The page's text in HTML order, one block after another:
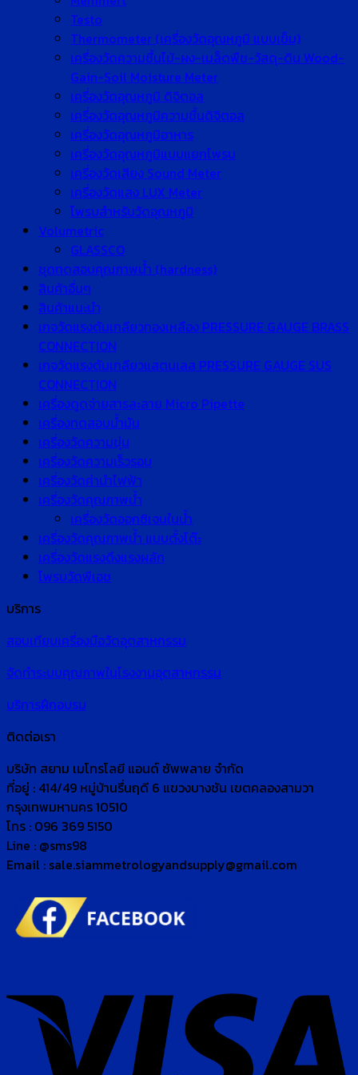
Testo
Thermometer (เครื่องวัดอุณหภูมิ แบบเข็ม)
เครื่องวัดความชื้นไม้-ผง-เมล็ดพืช-วัสดุ-ดิน Wood-
Gain-Soil Moisture Meter
เครื่องวัดอุณหภูมิ ดิจิตอล
เครื่องวัดอุณหภูมิความชื้นดิจิตอล
เครื่องวัดอุณหภูมิอาหาร
เครื่องวัดอุณหภูมิแบบแยกโพรบ
เครื่องวัดเสียง Sound Meter
เครื่องวัดแสง LUX Meter
โพรบสำหรับวัดอุณหภูมิ
Volumetric
GLASSCO
ชุดทดสอบคุณภาพน้ำ (hardness)
สินค้าอื่นๆ
สินค้าแนะนำ
เกจวัดแรงดันเกลียวทองเหลือง PRESSURE GAUGE BRASS
CONNECTION
เกจวัดแรงดันเกลียวแสตนเลส PRESSURE GAUGE SUS
CONNECTION
เครื่องดูดจ่ายสารละลาย Micro Pipette
เครื่องทดสอบน้ำมัน
เครื่องวัดความขุ่น
เครื่องวัดความเร็วรอบ
เครื่องวัดค่านำไฟฟ้า
เครื่องวัดคุณภาพน้ำ
เครื่องวัดออกซิเจนในน้ำ
เครื่องวัดคุณภาพน้ำ แบบตั้งโต๊ะ
เครื่องวัดแรงดึงแรงผลัก
โพรบวัดพีเอช
บริการ
สอบเทียบเครื่องมือวัดอุตสาหกรรม
จัดทำระบบคุณภาพในโรงงานอุตสาหกรรม
บริการฝึกอบรม
ติดต่อเรา
บริษัท สยาม เมโทรโลยี แอนด์ ซัพพลาย จำกัด
ที่อยู่ : 414/49 หมู่บ้านรื่นฤดี 6 แขวงบางชัน เขตคลองสามวา
กรุงเทพมหานคร 10510
โทร : 096 369 5150
Line : @sms98
Email : sale.siammetrologyandsupply@gmail.com